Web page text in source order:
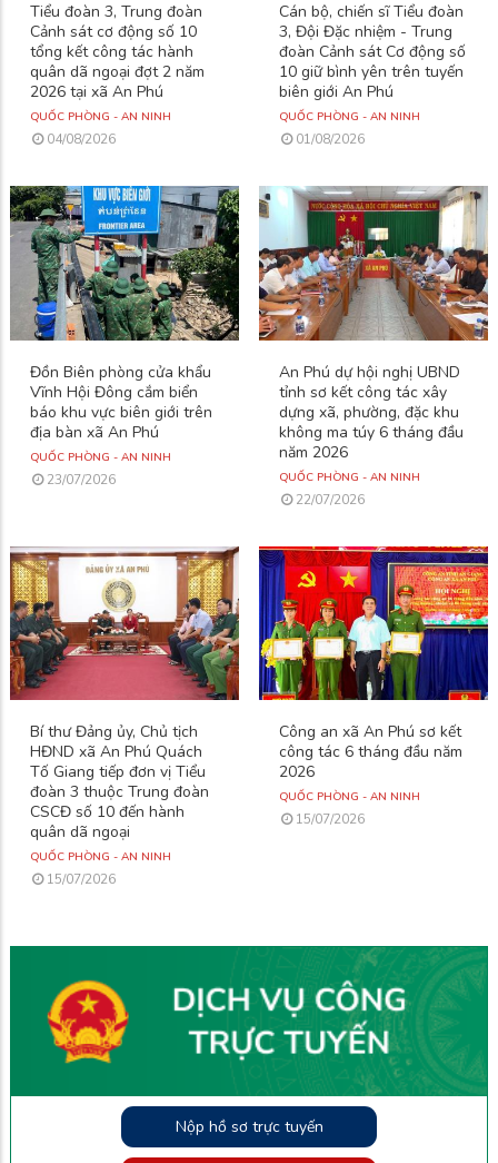
Tiểu đoàn 3, Trung đoàn
Cảnh sát cơ động số 10
tổng kết công tác hành
quân dã ngoại đợt 2 năm
2026 tại xã An Phú
QUỐC PHÒNG - AN NINH
04/08/2026
Cán bộ, chiến sĩ Tiểu đoàn
3, Đội Đặc nhiệm - Trung
đoàn Cảnh sát Cơ động số
10 giữ bình yên trên tuyến
biên giới An Phú
QUỐC PHÒNG - AN NINH
01/08/2026
Đồn Biên phòng cửa khẩu
Vĩnh Hội Đông cắm biển
báo khu vực biên giới trên
địa bàn xã An Phú
QUỐC PHÒNG - AN NINH
23/07/2026
An Phú dự hội nghị UBND
tỉnh sơ kết công tác xây
dựng xã, phường, đặc khu
không ma túy 6 tháng đầu
năm 2026
QUỐC PHÒNG - AN NINH
22/07/2026
Bí thư Đảng ủy, Chủ tịch
HĐND xã An Phú Quách
Tố Giang tiếp đơn vị Tiểu
đoàn 3 thuộc Trung đoàn
CSCĐ số 10 đến hành
quân dã ngoại
QUỐC PHÒNG - AN NINH
15/07/2026
Công an xã An Phú sơ kết
công tác 6 tháng đầu năm
2026
QUỐC PHÒNG - AN NINH
15/07/2026
Nộp hồ sơ trực tuyến